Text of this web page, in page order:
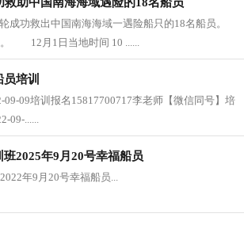
成功救出中国南海海域一遇险船只的18名船员。
。 12月1日当地时间 10 ......
培训
09-09培训报名15817700717李老师【微信同号】培
09-......
2025年9月20号幸福船员
年9月20号幸福船员...